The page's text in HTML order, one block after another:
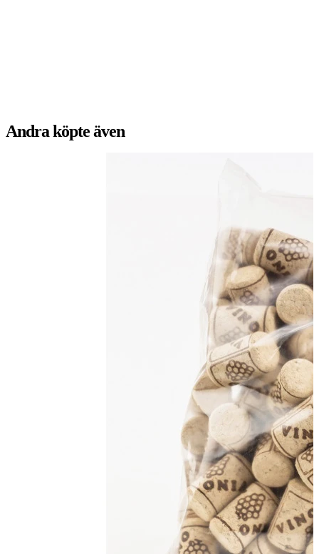
Andra köpte även